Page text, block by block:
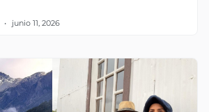
junio 11, 2026